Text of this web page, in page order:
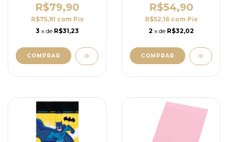
R$79,90
R$75,91 com Pix
3 x de R$31,23
R$54,90
R$52,16 com Pix
2 x de R$32,02